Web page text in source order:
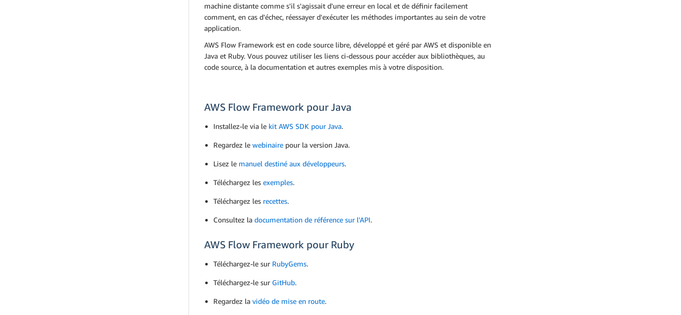
machine distante comme s'il s'agissait d'une erreur en local et de définir facilement
comment, en cas d'échec, réessayer d'exécuter les méthodes importantes au sein de votre
application.
AWS Flow Framework est en code source libre, développé et géré par AWS et disponible en
Java et Ruby. Vous pouvez utiliser les liens ci-dessous pour accéder aux bibliothèques, au
code source, à la documentation et autres exemples mis à votre disposition.
AWS Flow Framework pour Java
Installez-le via le kit AWS SDK pour Java.
Regardez le webinaire pour la version Java.
Lisez le manuel destiné aux développeurs.
Téléchargez les exemples.
Téléchargez les recettes.
Consultez la documentation de référence sur l'API.
AWS Flow Framework pour Ruby
Téléchargez-le sur RubyGems.
Téléchargez-le sur GitHub.
Regardez la vidéo de mise en route.